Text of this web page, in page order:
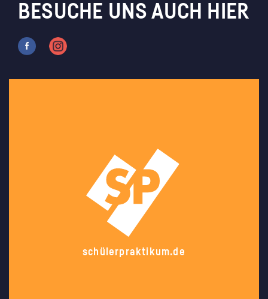
BESUCHE UNS AUCH HIER
schülerpraktikum.de